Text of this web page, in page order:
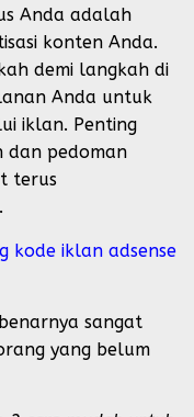
Anda adalah
konten Anda.
demi langkah di
Anda untuk
iklan. Penting
dan pedoman
terus
kode iklan adsense
sangat
yang belum